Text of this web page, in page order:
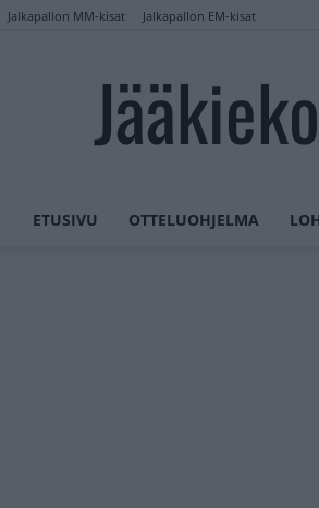
Jalkapallon MM-kisat Jalkapallon EM-kisat
ETUSIVU OTTELUOHJELMA